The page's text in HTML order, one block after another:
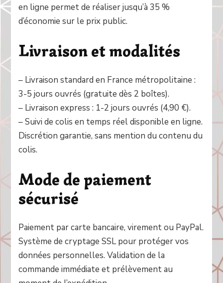
en ligne permet de réaliser jusqu’à 35 %
d’économie sur le prix public.
Livraison et modalités
– Livraison standard en France métropolitaine :
3-5 jours ouvrés (gratuite dès 2 boîtes).
– Livraison express : 1-2 jours ouvrés (4,90 €).
– Suivi de colis en temps réel disponible en ligne.
Discrétion garantie, sans mention du contenu du
colis.
Mode de paiement
sécurisé
Paiement par carte bancaire, virement ou PayPal.
Système de cryptage SSL pour protéger vos
données personnelles. Validation de la
commande immédiate et prélèvement au